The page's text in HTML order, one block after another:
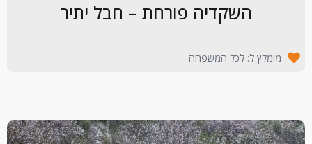
השקדיה פורחת – חבל יתיר
מומלץ ל: לכל המשפחה